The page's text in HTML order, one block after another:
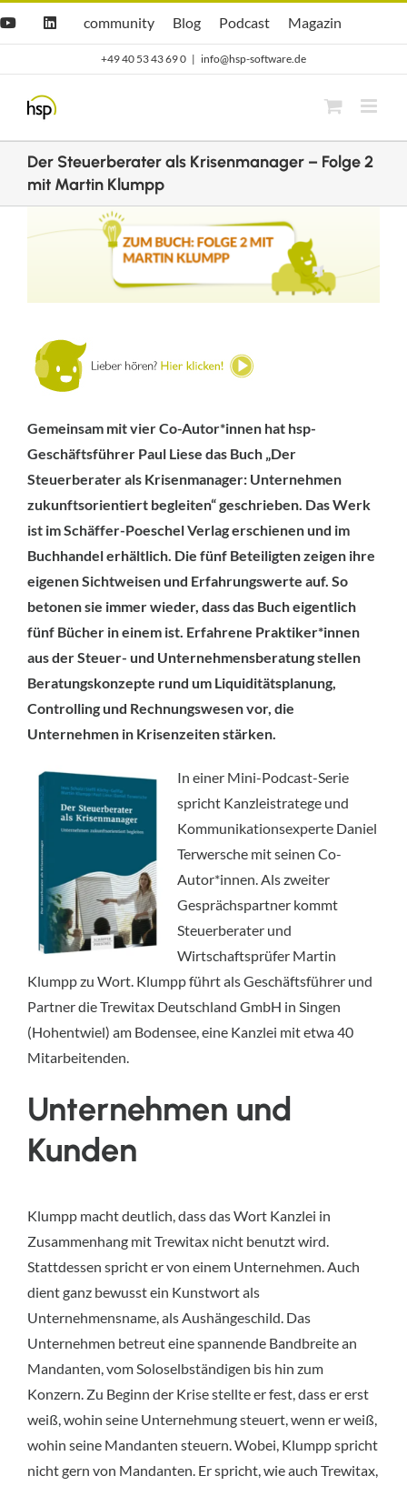
YouTubeLinkedIn
Hsp
community
community
hsp
Blog
Blog Opti.Cast
Podcast Opti.Mag
Magazin
+49 40 53 43 69 0 | info@hsp-software.de
Der Steuerberater als Krisenmanager – Folge 2
mit Martin Klumpp
grösseres
Gemeinsam mit vier Co-Autor*innen hat hsp-
Geschäftsführer Paul Liese das Buch „Der
Steuerberater als Krisenmanager: Unternehmen
zukunftsorientiert begleiten“ geschrieben. Das Werk
ist im Schäffer-Poeschel Verlag erschienen und im
Buchhandel erhältlich. Die fünf Beteiligten zeigen ihre
eigenen Sichtweisen und Erfahrungswerte auf. So
betonen sie immer wieder, dass das Buch eigentlich
fünf Bücher in einem ist. Erfahrene Praktiker*innen
aus der Steuer- und Unternehmensberatung stellen
Beratungskonzepte rund um Liquiditätsplanung,
Controlling und Rechnungswesen vor, die
Unternehmen in Krisenzeiten stärken.
In einer Mini-Podcast-Serie
spricht Kanzleistratege und
Kommunikationsexperte Daniel
Terwersche mit seinen Co-
Autor*innen. Als zweiter
Gesprächspartner kommt
Steuerberater und
Wirtschaftsprüfer Martin
Klumpp zu Wort. Klumpp führt als Geschäftsführer und
Partner die Trewitax Deutschland GmbH in Singen
(Hohentwiel) am Bodensee, eine Kanzlei mit etwa 40
Mitarbeitenden.
Unternehmen und
Kunden
Klumpp macht deutlich, dass das Wort Kanzlei in
Zusammenhang mit Trewitax nicht benutzt wird.
Stattdessen spricht er von einem Unternehmen. Auch
dient ganz bewusst ein Kunstwort als
Unternehmensname, als Aushängeschild. Das
Unternehmen betreut eine spannende Bandbreite an
Mandanten, vom Soloselbständigen bis hin zum
Konzern. Zu Beginn der Krise stellte er fest, dass er erst
weiß, wohin seine Unternehmung steuert, wenn er weiß,
wohin seine Mandanten steuern. Wobei, Klumpp spricht
nicht gern von Mandanten. Er spricht, wie auch Trewitax,